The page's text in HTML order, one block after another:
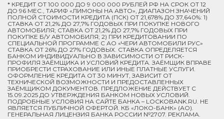
* КРЕДИТ ОТ 100 000 ДО 9 000 000 РУБЛЕЙ РФ НА СРОК ОТ 12
ДО 96 МЕС., ТАРИФ «ЛИМОНЫ НА АВТО», ДИАПАЗОН ЗНАЧЕНИЙ
ПОЛНОЙ СТОИМОСТИ КРЕДИТА (ПСК) ОТ 21,678% ДО 37,640%: 1)
СТАВКА ОТ 21,2% ДО 27,7% ГОДОВЫХ ПРИ ПОКУПКЕ НОВОГО
АВТОМОБИЛЯ; СТАВКА ОТ 21,2% ДО 27,7% ГОДОВЫХ ПРИ
ПОКУПКЕ Б/У АВТОМОБИЛЯ; 2) ПРИ КРЕДИТОВАНИИ ПО
СПЕЦИАЛЬНОЙ ПРОГРАММЕ C АО «ЧЕРИ АВТОМОБИЛИ РУС»
СТАВКА ОТ 26% ДО 27% ГОДОВЫХ. СТАВКА ОПРЕДЕЛЯЕТСЯ
БАНКОМ ИНДИВИДУАЛЬНО В ЗАВИСИМОСТИ ОТ РИСК-
ПРОФИЛЯ ЗАЁМЩИКА И УСЛОВИЙ КРЕДИТА. ЗАЁМЩИК ВПРАВЕ
ПРИОБРЕСТИ СТРАХОВАНИЕ ИЛИ ИНЫЕ ПЛАТНЫЕ УСЛУГИ.
ОФОРМЛЕНИЕ КРЕДИТА ОТ 30 МИНУТ, ЗАВИСИТ ОТ
ТЕХНИЧЕСКОЙ ВОЗМОЖНОСТИ И ПРЕДОСТАВЛЕННЫХ
ЗАЁМЩИКОМ ДОКУМЕНТОВ. ПРЕДЛОЖЕНИЕ ДЕЙСТВУЕТ С
15.09.2025 ДО УТВЕРЖДЕНИЯ БАНКОМ НОВЫХ УСЛОВИЙ.
ПОДРОБНЫЕ УСЛОВИЯ НА САЙТЕ БАНКА – LOCKOBANK.RU. НЕ
ЯВЛЯЕТСЯ ПУБЛИЧНОЙ ОФЕРТОЙ. КБ «ЛОКО-БАНК» (АО).
ГЕНЕРАЛЬНАЯ ЛИЦЕНЗИЯ БАНКА РОССИИ №2707. РЕКЛАМА.